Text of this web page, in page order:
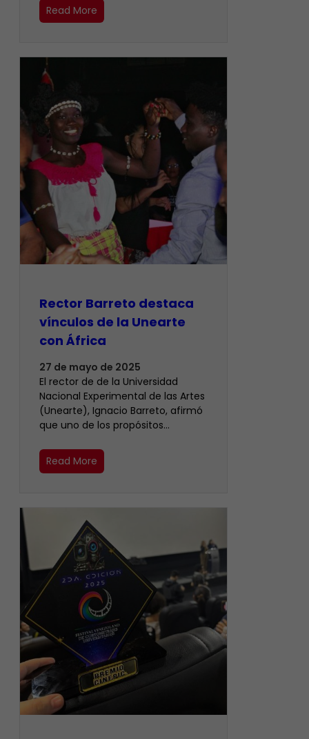
Read More
Rector Barreto destaca
vínculos de la Unearte
con África
27 de mayo de 2025
El rector de de la Universidad
Nacional Experimental de las Artes
(Unearte), Ignacio Barreto, afirmó
que uno de los propósitos…
Read More